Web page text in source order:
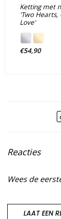
Ketting met
'Two Hearts,
Love'
€54,90
Reacties
Wees de
LAAT EEN